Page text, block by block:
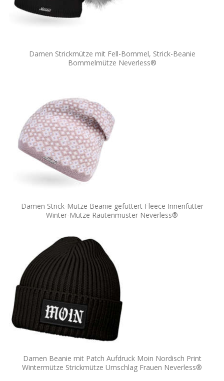
Damen Strickmütze mit Fell-Bommel, Strick-Beanie
Bommelmütze Neverless®
Damen Strick-Mütze Beanie gefüttert Fleece Innenfutter
Winter-Mütze Rautenmuster Neverless®
Damen Beanie mit Patch Aufdruck Moin Nordisch Print
Wintermütze Strickmütze Umschlag Frauen Neverless®